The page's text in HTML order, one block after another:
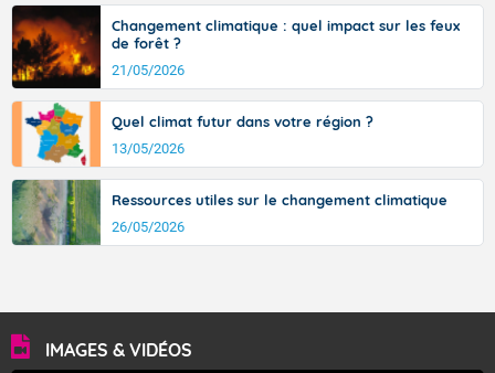
Changement climatique : quel impact sur les feux
de forêt ?
21/05/2026
Quel climat futur dans votre région ?
13/05/2026
Ressources utiles sur le changement climatique
26/05/2026
IMAGES & VIDÉOS